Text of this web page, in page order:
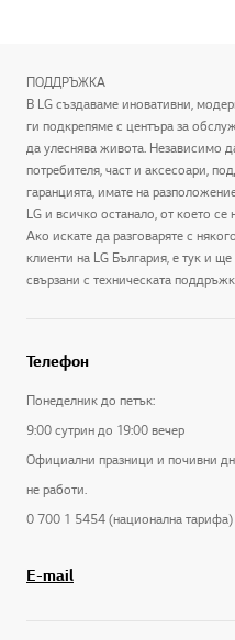
ПОДДРЪЖКА
В LG създаваме иновативни,
ги подкрепяме с центъра за
да улеснява живота. Независимо
потребителя, част и аксесоари,
гаранцията, имате на
LG и всичко останало, от което
Ако искате да разговаряте с
клиенти на LG България, е тук и
свързани с техническата
Телефон
Понеделник до петък:
9:00 сутрин до 19:00 вечер
Официални празници и почивни
не работи.
0 700 1 5454 (национална тарифа)
E-mail